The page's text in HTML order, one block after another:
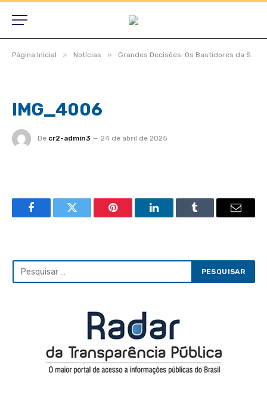
Página Inicial » Notícias » Grandes Decisões: Os Bastidores da Sessão Legislativa em São Félix do Araguaia
IMG_4006
De cr2-admin3 24 de abril de 2025
FacebookTwitter Pinterest LinkedInTumblr Email